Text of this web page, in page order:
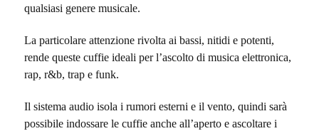
qualsiasi genere musicale.
La particolare attenzione rivolta ai bassi, nitidi e potenti,
rende queste cuffie ideali per l’ascolto di musica elettronica,
rap, r&b, trap e funk.
Il sistema audio isola i rumori esterni e il vento, quindi sarà
possibile indossare le cuffie anche all’aperto e ascoltare i